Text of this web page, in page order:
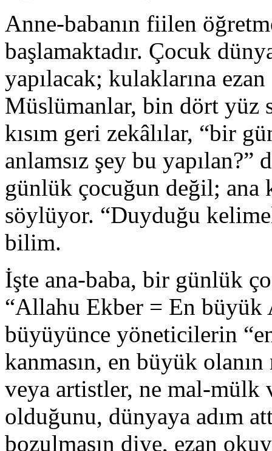
Anne-babanın fiilen
başlamaktadır. Çocuk
yapılacak; kulaklarına
Müslümanlar, bin dört yüz
kısım geri zekâlılar, “bir
anlamsız şey bu
günlük çocuğun değil; ana
söylüyor. “Duyduğu
bilim.
İşte ana-baba, bir günlük
“Allahu Ekber = En büyük
büyüyünce yöneticilerin
kanmasın, en büyük olanın
veya artistler, ne mal-mülk
olduğunu, dünyaya adım
bozulmasın diye, ezan